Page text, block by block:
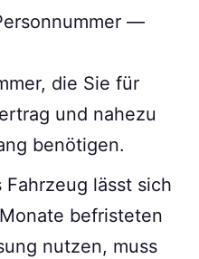
—
die Sie für
und nahezu
benötigen.
lässt sich
befristeten
nutzen, muss